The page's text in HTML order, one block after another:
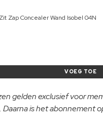
Zap Concealer Wand Isobel 04N
VOEG TOE
gelden exclusief voor
is het abonnement